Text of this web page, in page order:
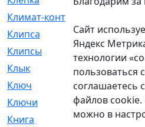
Климат-контроль
Клипса
[21]
Клипсы
[321]
Клык
[4]
Ключ
[2]
Ключи
[3]
Книга
[293]
Сайт
Яндекс
технологии
пользоваться
соглашаетесь
файлов
можно в